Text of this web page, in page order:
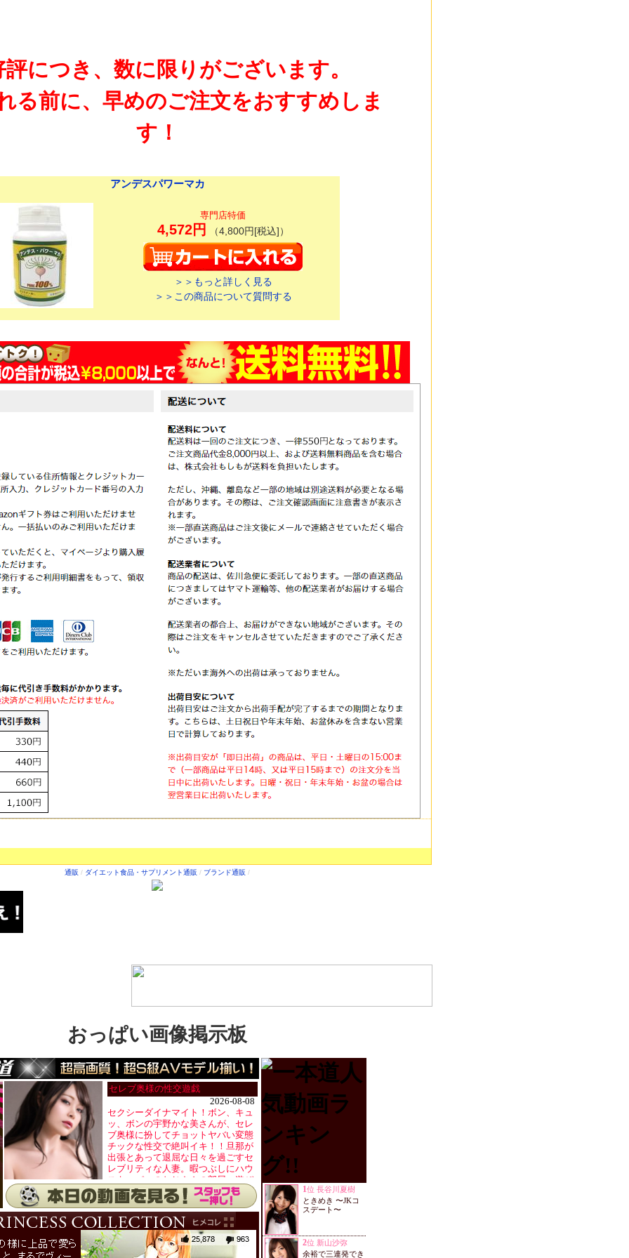
評につき、数に限りがございます。
る前に、早めのご注文をおすすめしま
す！
アンデスパワーマカ
専門店特価
4,572円 （4,800円[税込]）
＞＞もっと詳しく見る
＞＞この商品について質問する
通販 / ダイエット食品・サプリメント通販 / ブランド通販 /
おっぱい画像掲示板